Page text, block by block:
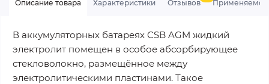
Описание товара Характеристики Отзывов
В аккумуляторных батареях CSB AGM жидкий
электролит помещен в особое абсорбирующее
стекловолокно, размещённое между
электролитическими пластинами. Такое